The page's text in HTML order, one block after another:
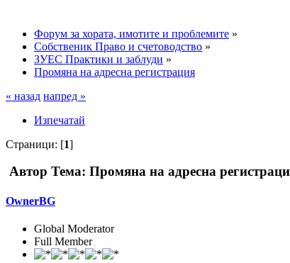
Форум за хората, имотите и проблемите »
Собственик Право и счетоводство »
ЗУЕС Практики и заблуди »
Промяна на адресна регистрация
« назад напред »
Изпечатай
Страници: [1]
Автор Тема: Промяна на адресна
OwnerBG
Global Moderator
Full Member